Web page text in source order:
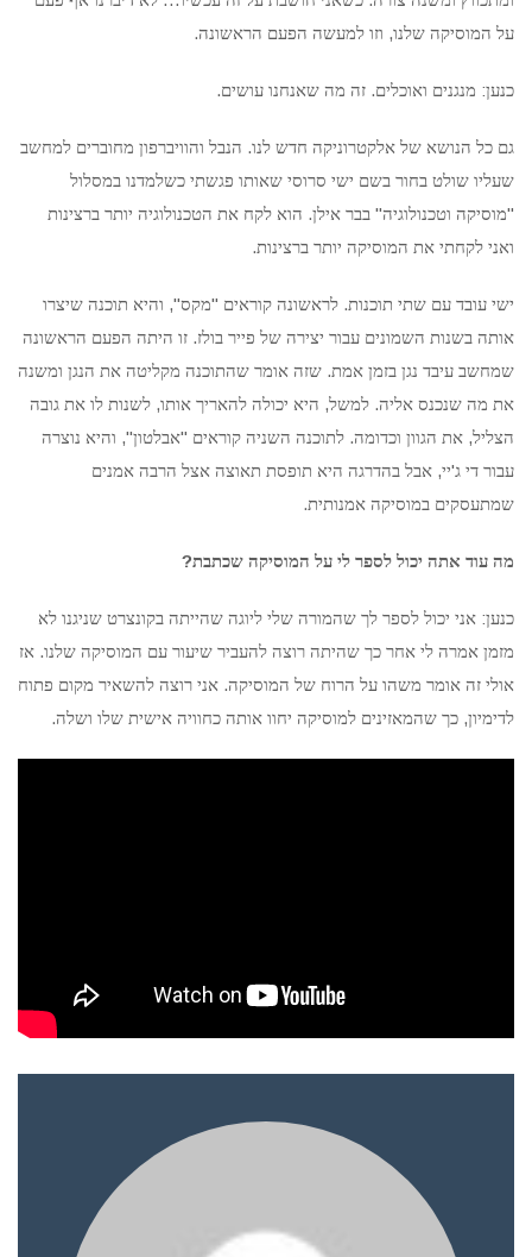
על המוסיקה שלנו, וזו למעשה הפעם הראשונה.
כנען: מנגנים ואוכלים. זה מה שאנחנו עושים.
גם כל הנושא של אלקטרוניקה חדש לנו. הנבל והוויברפון מחוברים למחשב
שעליו שולט בחור בשם ישי סרוסי שאותו פגשתי כשלמדנו במסלול
"מוסיקה וטכנולוגיה" בבר אילן. הוא לקח את הטכנולוגיה יותר ברצינות
ואני לקחתי את המוסיקה יותר ברצינות.
ישי עובד עם שתי תוכנות. לראשונה קוראים "מקס", והיא תוכנה שיצרו
אותה בשנות השמונים עבור יצירה של פייר בולז. זו היתה הפעם הראשונה
שמחשב עיבד נגן בזמן אמת. שזה אומר שהתוכנה מקליטה את הנגן ומשנה
את מה שנכנס אליה. למשל, היא יכולה להאריך אותו, לשנות לו את גובה
הצליל, את הגוון וכדומה. לתוכנה השניה קוראים "אבלטון", והיא נוצרה
עבור די ג'יי, אבל בהדרגה היא תופסת תאוצה אצל הרבה אמנים
שמתעסקים במוסיקה אמנותית.
מה עוד אתה יכול לספר לי על המוסיקה שכתבת?
כנען: אני יכול לספר לך שהמורה שלי ליוגה שהייתה בקונצרט שניגנו לא
מזמן אמרה לי אחר כך שהיתה רוצה להעביר שיעור עם המוסיקה שלנו. אז
אולי זה אומר משהו על הרוח של המוסיקה. אני רוצה להשאיר מקום פתוח
לדימיון, כך שהמאזינים למוסיקה יחוו אותה כחוויה אישית שלו ושלה.